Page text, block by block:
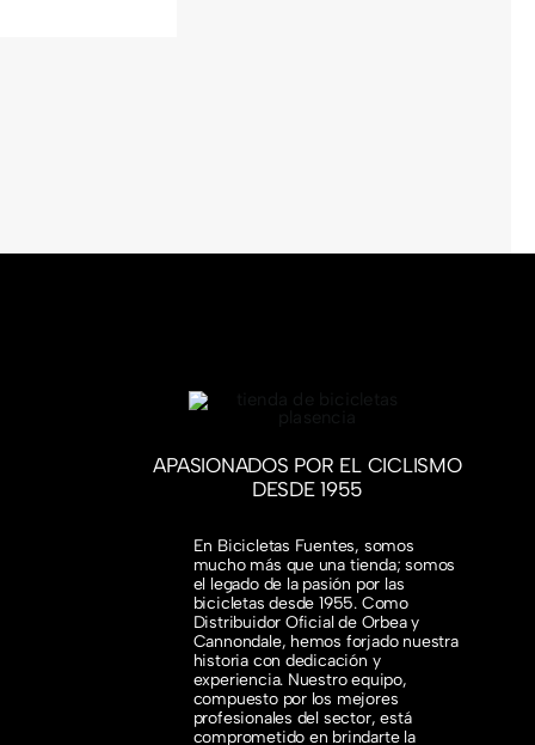
APASIONADOS POR EL CICLISMO
DESDE 1955
En Bicicletas Fuentes, somos
mucho más que una tienda; somos
el legado de la pasión por las
bicicletas desde 1955. Como
Distribuidor Oficial de Orbea y
Cannondale, hemos forjado nuestra
historia con dedicación y
experiencia. Nuestro equipo,
compuesto por los mejores
profesionales del sector, está
comprometido en brindarte la